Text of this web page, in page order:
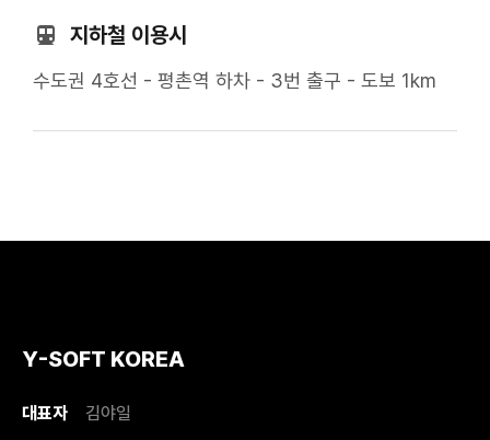
지하철 이용시
수도권 4호선 - 평촌역 하차 - 3번 출구 - 도보 1km
Y-SOFT KOREA
대표자
김야일